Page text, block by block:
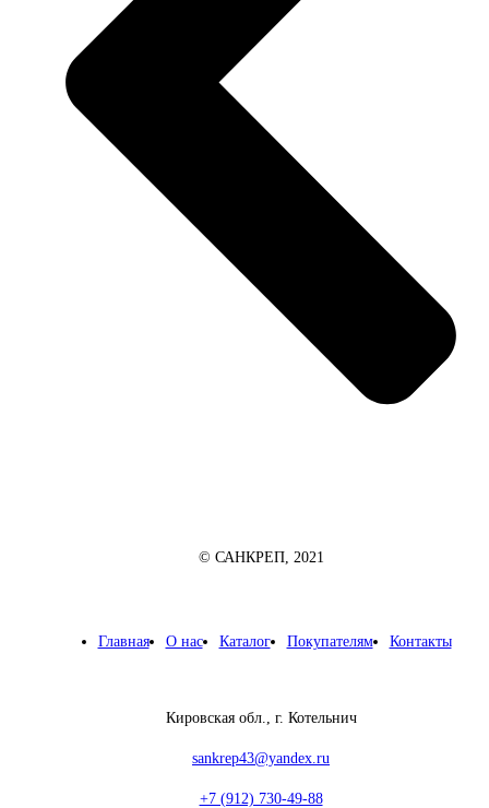
© САНКРЕП, 2021
Главная О нас Каталог Покупателям Контакты
Кировская обл., г. Котельнич
sankrep43@yandex.ru
+7 (912) 730-49-88